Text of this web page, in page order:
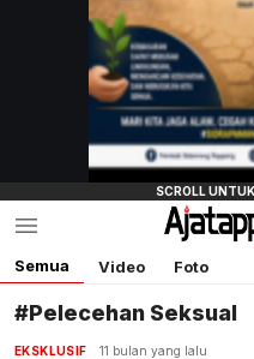
Semua Video Foto
#Pelecehan Seksual
EKSKLUSIF 11 bulan yang lalu